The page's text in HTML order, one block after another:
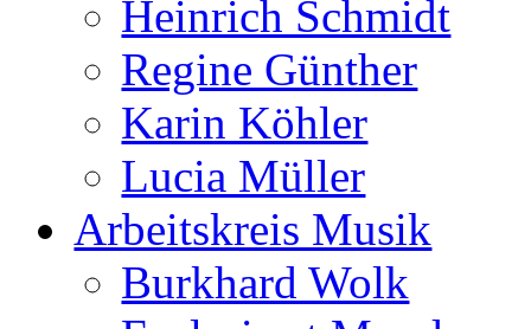
Heinrich Schmidt
Regine Günther
Karin Köhler
Lucia Müller
Arbeitskreis Musik
Burkhard Wolk